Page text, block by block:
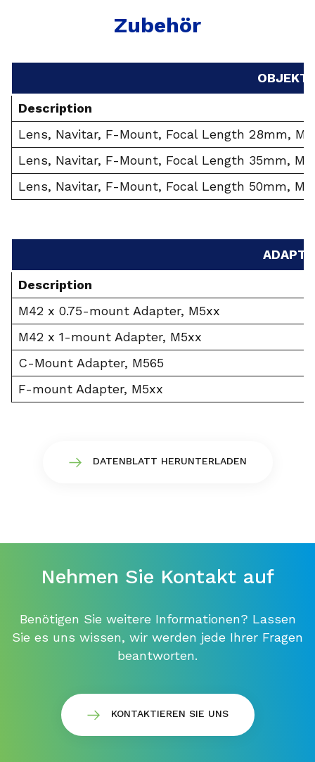
Zubehör
Description
Lens, Navitar, F-Mount, Focal Length 28mm,
Lens, Navitar, F-Mount, Focal Length 35mm,
Lens, Navitar, F-Mount, Focal Length 50mm,
Description
M42 x 0.75-mount Adapter, M5xx
M42 x 1-mount Adapter, M5xx
C-Mount Adapter, M565
F-mount Adapter, M5xx
DATENBLATT HERUNTERLADEN
Nehmen Sie Kontakt auf
Benötigen Sie weitere Informationen? Lassen
Sie es uns wissen, wir werden jede Ihrer Fragen
beantworten.
KONTAKTIEREN SIE UNS